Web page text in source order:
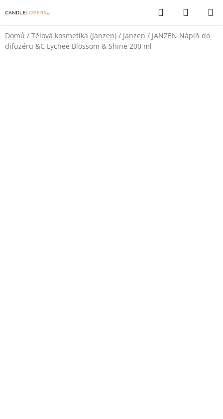
na
obsah
Hledat
KOŠÍK
Domů / Tělová kosmetika (Janzen) / Janzen / JANZEN Náplň do
difuzéru &C Lychee Blossom & Shine 200 ml